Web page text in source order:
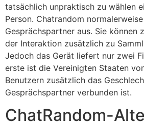
tatsächlich unpraktisch zu wählen
Person. Chatrandom
Gesprächspartner aus. Sie können
der Interaktion zusätzlich zu
Jedoch das Gerät liefert nur zwei
erste ist die Vereinigten Staaten
Benutzern zusätzlich das
Gesprächspartner verbunden ist.
ChatRandom-